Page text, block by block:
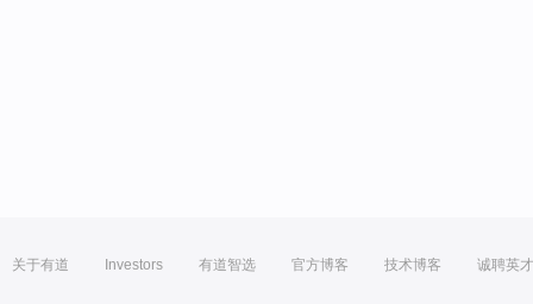
关于有道 Investors 有道智选 官方博客 技术博客 诚聘英才